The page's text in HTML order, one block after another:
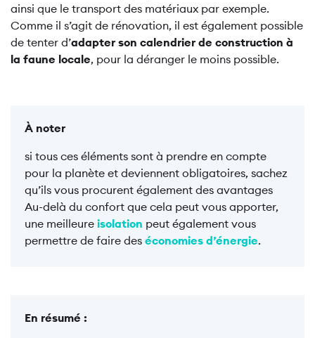
ainsi que le transport des matériaux par exemple.
Comme il s’agit de rénovation, il est également possible
de tenter d’adapter son calendrier de construction à
la faune locale, pour la déranger le moins possible.
À noter
si tous ces éléments sont à prendre en compte
pour la planète et deviennent obligatoires, sachez
qu’ils vous procurent également des avantages
Au-delà du confort que cela peut vous apporter,
une meilleure isolation peut également vous
permettre de faire des économies d’énergie.
En résumé :